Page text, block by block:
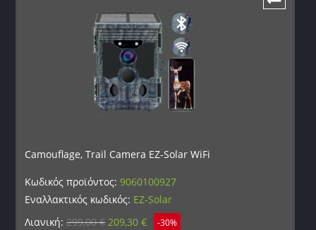
Camouflage, Trail Camera EZ-Solar WiFi
Κωδικός προϊόντος:9060100927
Εναλλακτικός κωδικός: EZ-Solar
Λιανική:299,00€ 209,30€ -30%